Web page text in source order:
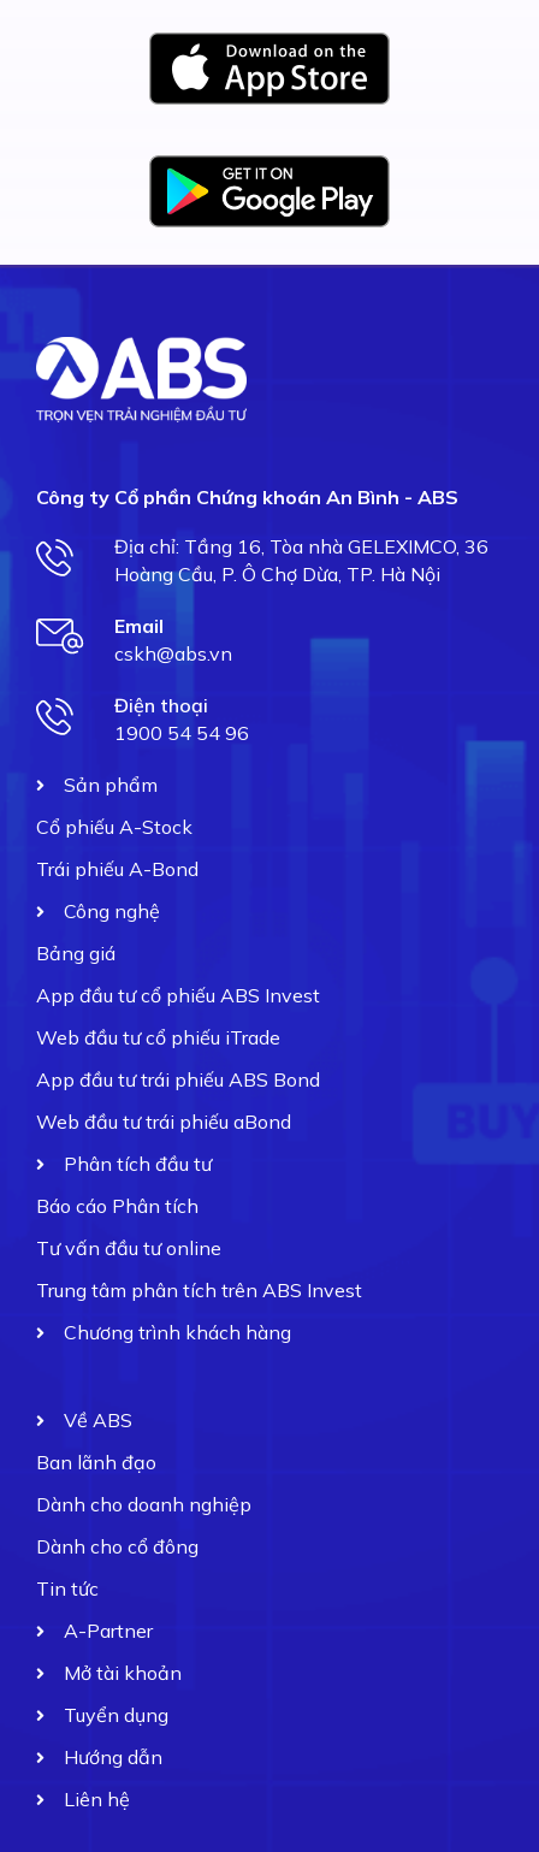
Công ty Cổ phần Chứng khoán An Bình - ABS
Địa chỉ: Tầng 16, Tòa nhà GELEXIMCO, 36
Hoàng Cầu, P. Ô Chợ Dừa, TP. Hà Nội
Email
cskh@abs.vn
Điện thoại
1900 54 54 96
Sản phẩm
Cổ phiếu A-Stock
Trái phiếu A-Bond
Công nghệ
Bảng giá
App đầu tư cổ phiếu ABS Invest
Web đầu tư cổ phiếu iTrade
App đầu tư trái phiếu ABS Bond
Web đầu tư trái phiếu aBond
Phân tích đầu tư
Báo cáo Phân tích
Tư vấn đầu tư online
Trung tâm phân tích trên ABS Invest
Chương trình khách hàng
Về ABS
Ban lãnh đạo
Dành cho doanh nghiệp
Dành cho cổ đông
Tin tức
A-Partner
Mở tài khoản
Tuyển dụng
Hướng dẫn
Liên hệ